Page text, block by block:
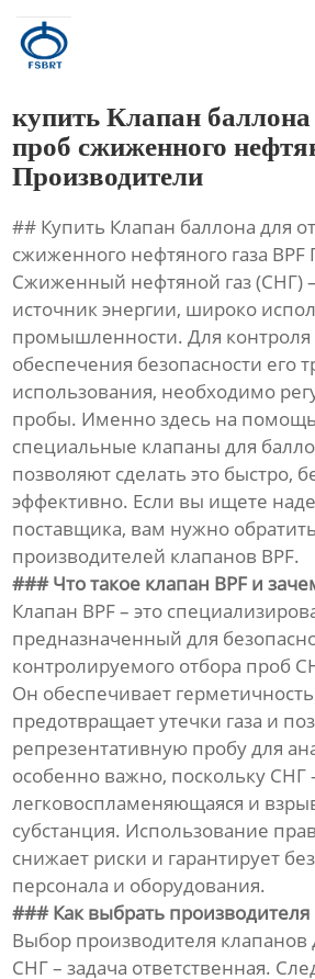
Главная
О Нас
Новости
Контакты
купить Клапан баллона
проб сжиженного
Производители
## Купить Клапан баллона для
сжиженного нефтяного газа
Сжиженный нефтяной газ (СНГ)
источник энергии, широко
промышленности. Для контроля
обеспечения безопасности его
использования, необходимо
пробы. Именно здесь на
специальные клапаны для
позволяют сделать это быстро,
эффективно. Если вы ищете
поставщика, вам нужно
производителей клапанов BPF.
### Что такое клапан BPF и
Клапан BPF – это
предназначенный для
контролируемого отбора проб
Он обеспечивает
предотвращает утечки газа и
репрезентативную пробу для
особенно важно, поскольку СНГ
легковоспламеняющаяся и
субстанция. Использование
снижает риски и гарантирует
персонала и оборудования.
### Как выбрать производителя
Выбор производителя клапанов
СНГ – задача ответственная.